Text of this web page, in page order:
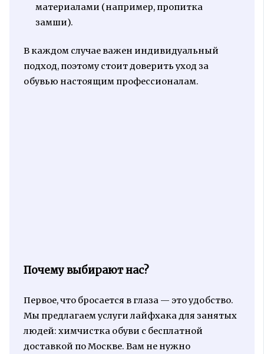
материалами (например, пропитка
замши).
В каждом случае важен индивидуальный
подход, поэтому стоит доверить уход за
обувью настоящим профессионалам.
Почему выбирают нас?
Первое, что бросается в глаза — это удобство.
Мы предлагаем услуги лайфхака для занятых
людей: химчистка обуви с бесплатной
доставкой по Москве. Вам не нужно